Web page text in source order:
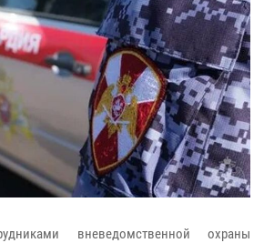
вневедомственной охраны